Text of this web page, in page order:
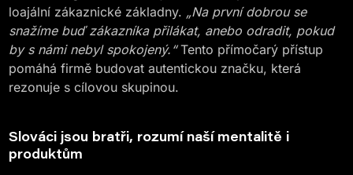
loajální zákaznické základny. „Na první dobrou se
snažíme buď zákazníka přilákat, anebo odradit, pokud
by s námi nebyl spokojený.“Tento přímočarý přístup
pomáhá firmě budovat autentickou značku, která
rezonuje s cílovou skupinou.
Slováci jsou bratři, rozumí naší mentalitě i
produktům